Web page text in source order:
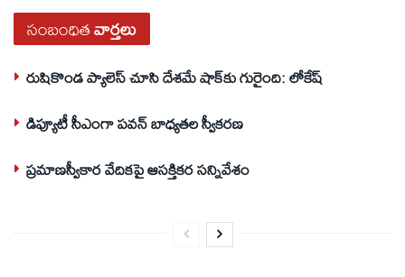
సంబంధితవార్తలు
రుషికొండ ప్యాలెస్‌ చూసి దేశమే షాక్‌కు గురైంది: లోకేష్‌
డిప్యూటీ సీఎంగా పవన్‌ బాధ్యతల స్వీకరణ
ప్రమాణస్వీకార వేదికపై ఆసక్తికర సన్నివేశం